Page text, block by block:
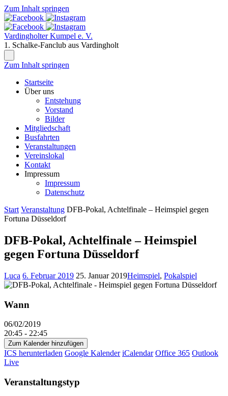
Zum Inhalt springen
Vardingholter Kumpel e. V.
1. Schalke-Fanclub aus Vardingholt
Zum Inhalt springen
Startseite
Über uns
Entstehung
Vorstand
Bilder
Mitgliedschaft
Busfahrten
Veranstaltungen
Vereinslokal
Kontakt
Impressum
Impressum
Datenschutz
Start Veranstaltung DFB-Pokal, Achtelfinale – Heimspiel gegen
Fortuna Düsseldorf
DFB-Pokal, Achtelfinale – Heimspiel
gegen Fortuna Düsseldorf
Luca 6. Februar 2019 25. Januar 2019Heimspiel, Pokalspiel
Wann
06/02/2019
20:45 - 22:45
Zum Kalender hinzufügen
ICS herunterladen Google Kalender iCalendar Office 365 Outlook
Live
Veranstaltungstyp